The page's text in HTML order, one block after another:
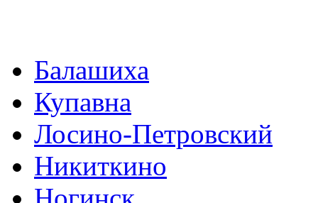
Балашиха
Купавна
Лосино-Петровский
Никиткино